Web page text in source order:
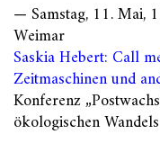
— Samstag, 11. Mai,
Weimar
Saskia Hebert: Call
Zeitmaschinen und
Konferenz
ökologischen